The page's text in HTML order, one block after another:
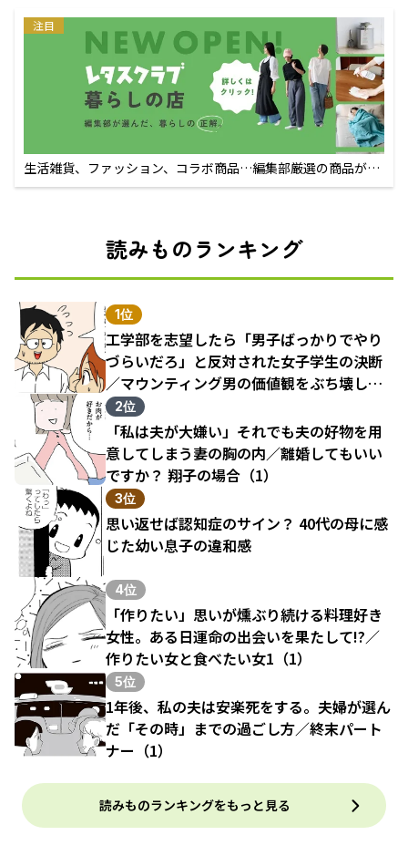
注目
生活雑貨、ファッション、コラボ商品…編集部厳選の商品が買
えるECサイト
読みものランキング
1位
工学部を志望したら「男子ばっかりでやり
づらいだろ」と反対された女子学生の決断
／マウンティング男の価値観をぶち壊した
結果（1）
2位
「私は夫が大嫌い」それでも夫の好物を用
意してしまう妻の胸の内／離婚してもいい
ですか？ 翔子の場合（1）
3位
思い返せば認知症のサイン？ 40代の母に感
じた幼い息子の違和感
4位
「作りたい」思いが燻ぶり続ける料理好き
女性。ある日運命の出会いを果たして!?／
作りたい女と食べたい女1（1）
5位
1年後、私の夫は安楽死をする。夫婦が選ん
だ「その時」までの過ごし方／終末パート
ナー（1）
読みものランキングをもっと見る